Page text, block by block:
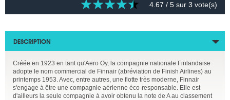
4.67 / 5 sur 3 vote(s)
DESCRIPTION
Créée en 1923 en tant qu'Aero Oy, la compagnie nationale Finlandaise
adopte le nom commercial de Finnair (abréviation de Finish Airlines) au
printemps 1953. Avec, entre autres, une flotte très moderne, Finnair
s'engage à être une compagnie aérienne éco-responsable. Elle est
d'ailleurs la seule compagnie à avoir obtenu la note de A au classement